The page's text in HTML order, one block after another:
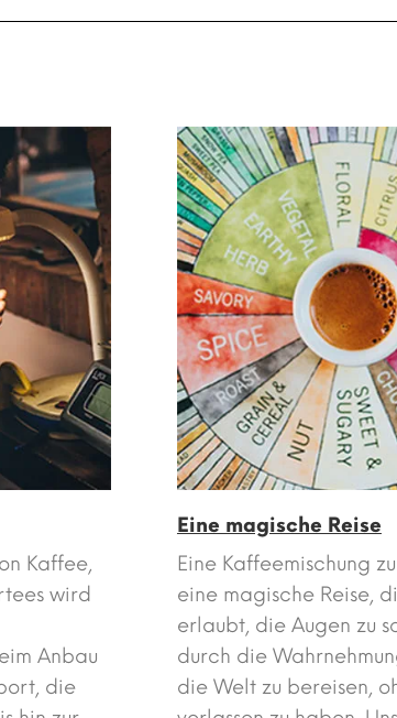
Kaffee,
wird
Anbau
die
Eine magische Reise
Eine Kaffeemischung
eine magische Reise,
erlaubt, die Augen zu
durch die
die Welt zu bereisen,